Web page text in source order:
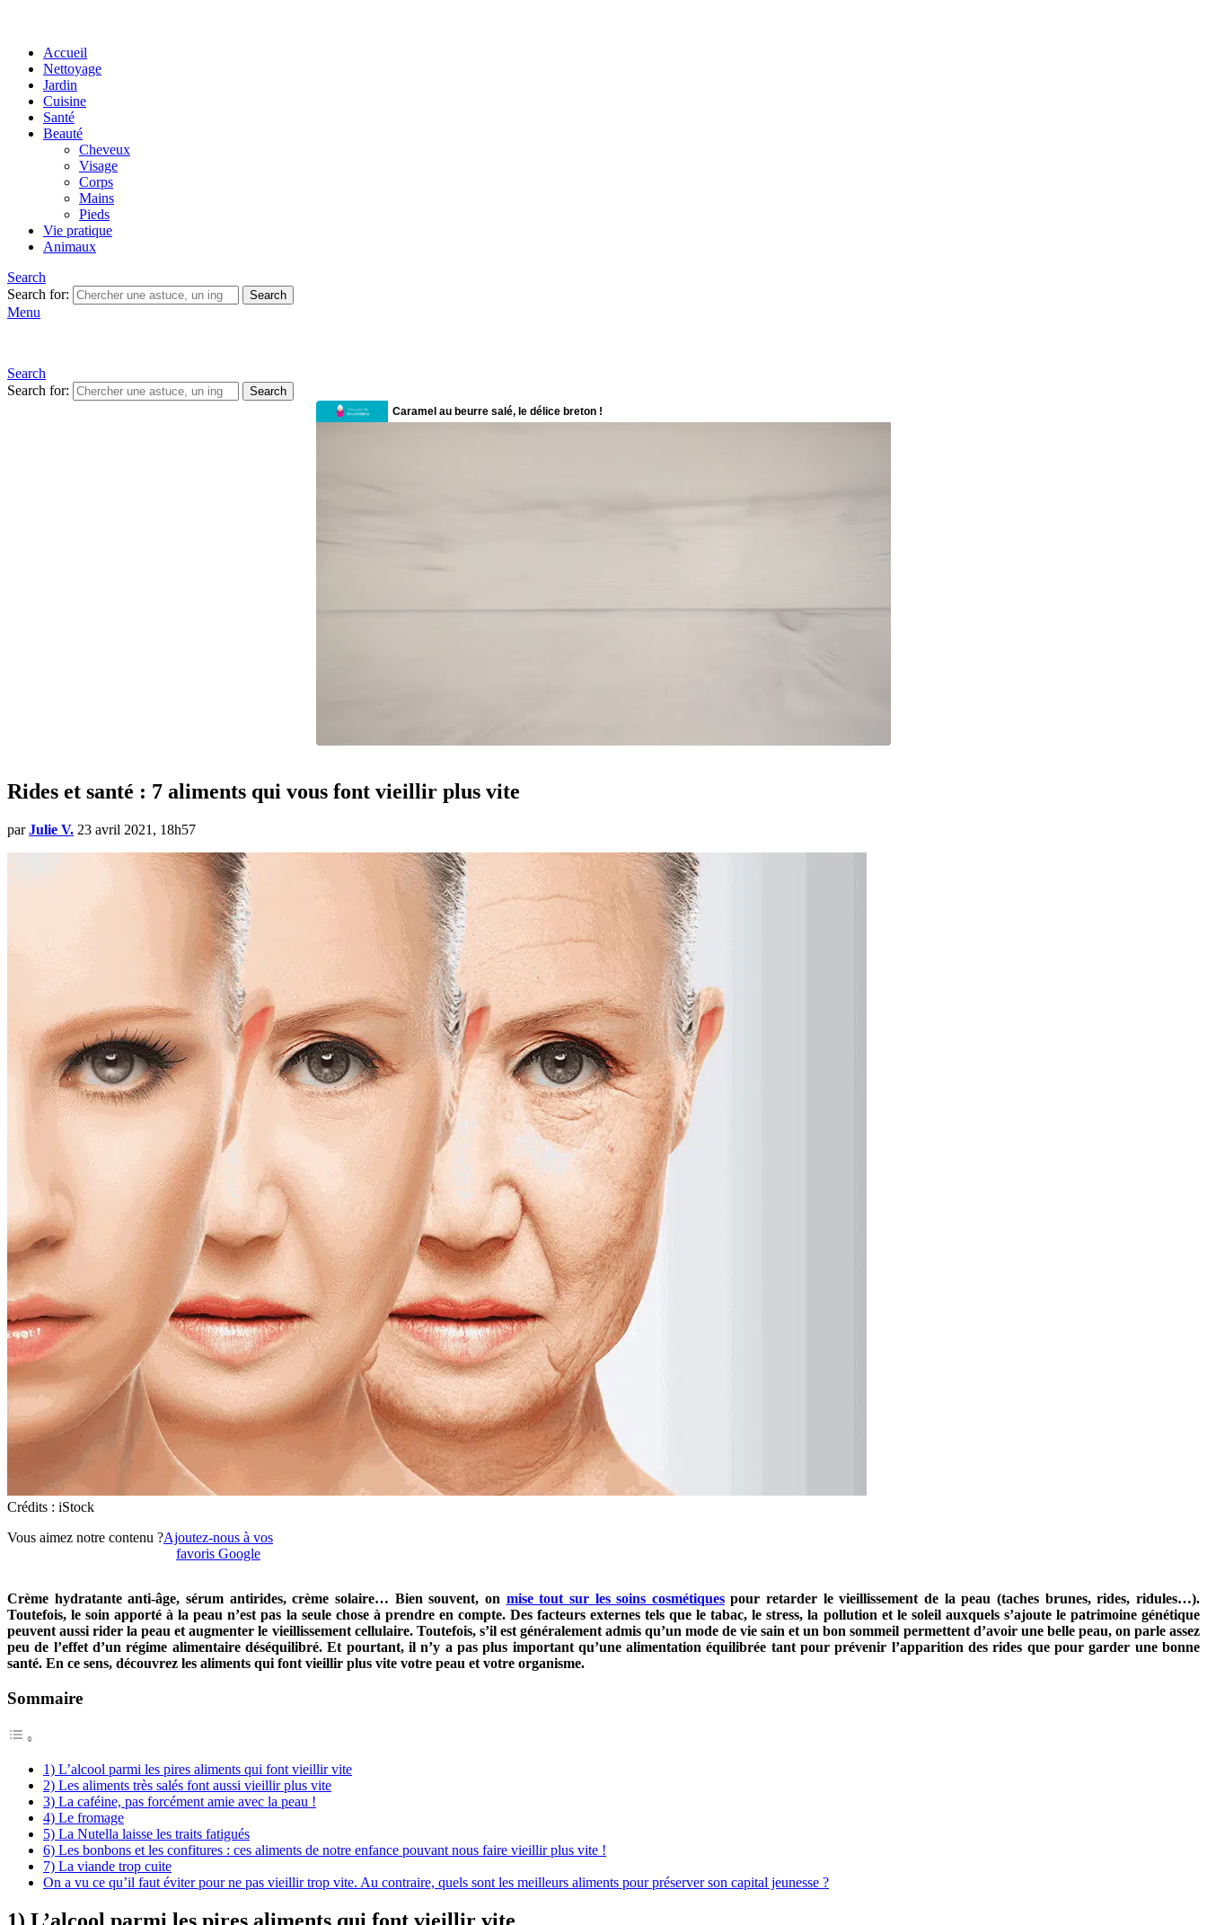
Accueil
Nettoyage
Jardin
Cuisine
Santé
Beauté
Cheveux
Visage
Corps
Mains
Pieds
Vie pratique
Animaux
Search
Search for:
Search
Menu
Search
Search for:
Search
Rides et santé : 7 aliments qui vous font vieillir plus vite
par Julie V. 23 avril 2021, 18h57
Crédits : iStock
Vous aimez notre contenu ?Ajoutez-nous à vos
favoris Google
Crème hydratante anti-âge, sérum antirides, crème solaire… Bien souvent, on mise tout sur les soins cosmétiquespour retarder le vieillissement de la peau (taches brunes, rides, ridules…).
Toutefois, le soin apporté à la peau n’est pas la seule chose à prendre en compte. Des facteurs externes tels que le tabac, le stress, la pollution et le soleil auxquels s’ajoute le patrimoine génétique
peuvent aussi rider la peau et augmenter le vieillissement cellulaire. Toutefois, s’il est généralement admis qu’un mode de vie sain et un bon sommeil permettent d’avoir une belle peau, on parle assez
peu de l’effet d’un régime alimentaire déséquilibré. Et pourtant, il n’y a pas plus important qu’une alimentation équilibrée tant pour prévenir l’apparition des rides que pour garder une bonne
santé. En ce sens, découvrez les aliments qui font vieillir plus vite votre peau et votre organisme.
Sommaire
1) L’alcool parmi les pires aliments qui font vieillir vite
2) Les aliments très salés font aussi vieillir plus vite
3) La caféine, pas forcément amie avec la peau !
4) Le fromage
5) La Nutella laisse les traits fatigués
6) Les bonbons et les confitures : ces aliments de notre enfance pouvant nous faire vieillir plus vite !
7) La viande trop cuite
On a vu ce qu’il faut éviter pour ne pas vieillir trop vite. Au contraire, quels sont les meilleurs aliments pour préserver son capital jeunesse ?